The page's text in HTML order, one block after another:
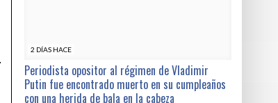
2 DÍAS HACE
Periodista opositor al régimen de Vladimir
Putin fue encontrado muerto en su cumpleaños
con una herida de bala en la cabeza